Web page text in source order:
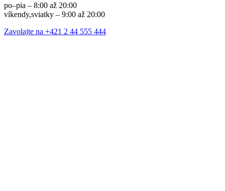
po–pia – 8:00 až 20:00
víkendy,sviatky – 9:00 až 20:00
Zavolajte na +421 2 44 555 444